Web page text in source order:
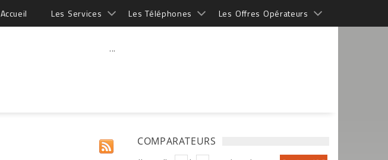
Accueil Les Services Les Téléphones Les Offres Opérateurs
...
COMPARATEURS